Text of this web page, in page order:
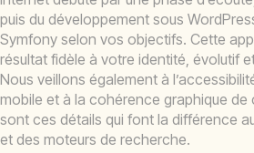
puis du développement sous
Symfony selon vos objectifs. Cette
résultat fidèle à votre identité, évolutif
Nous veillons également à
mobile et à la cohérence graphique de
sont ces détails qui font la différence
et des moteurs de recherche.